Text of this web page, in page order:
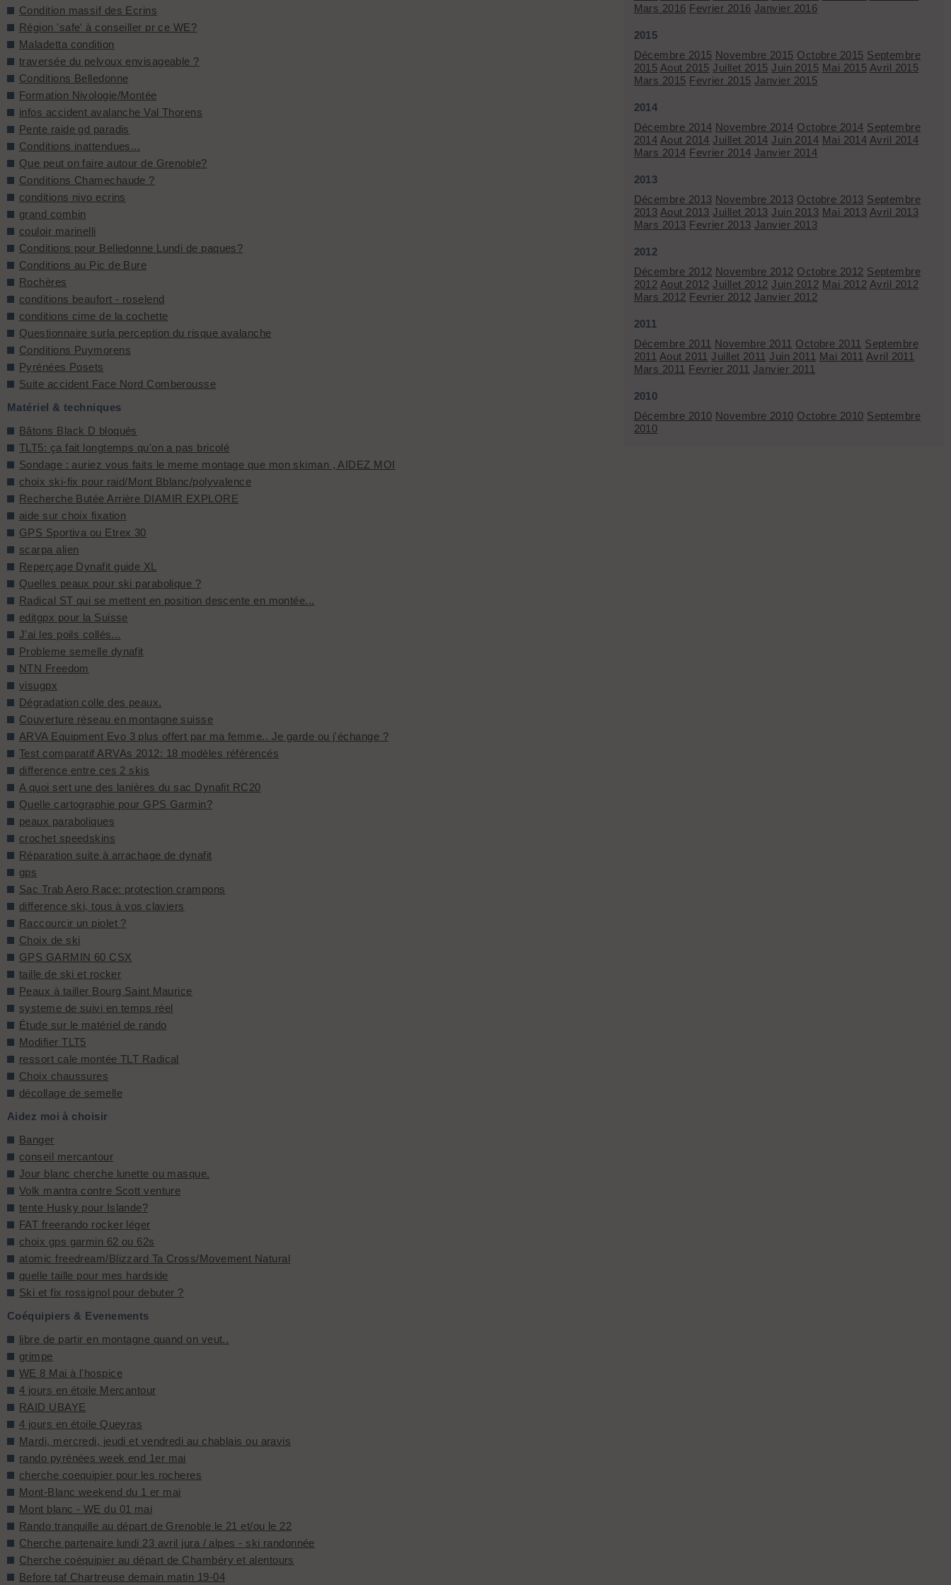
Condition massif des Ecrins
Région 'safe' à conseiller pr ce WE?
Maladetta condition
traversée du pelvoux envisageable ?
Conditions Belledonne
Formation Nivologie/Montée
infos accident avalanche Val Thorens
Pente raide gd paradis
Conditions inattendues...
Que peut on faire autour de Grenoble?
Conditions Chamechaude ?
conditions nivo ecrins
grand combin
couloir marinelli
Conditions pour Belledonne Lundi de paques?
Conditions au Pic de Bure
Rochères
conditions beaufort - roselend
conditions cime de la cochette
Questionnaire surla perception du risque avalanche
Conditions Puymorens
Pyrénées Posets
Suite accident Face Nord Comberousse
Matériel & techniques
Bâtons Black D bloqués
TLT5: ça fait longtemps qu'on a pas bricolé
Sondage : auriez vous faits le meme montage que mon skiman , AIDEZ MOI
choix ski-fix pour raid/Mont Bblanc/polyvalence
Recherche Butée Arrière DIAMIR EXPLORE
aide sur choix fixation
GPS Sportiva ou Etrex 30
scarpa alien
Reperçage Dynafit guide XL
Quelles peaux pour ski parabolique ?
Radical ST qui se mettent en position descente en montée...
editgpx pour la Suisse
J'ai les poils collés...
Probleme semelle dynafit
NTN Freedom
visugpx
Dégradation colle des peaux.
Couverture réseau en montagne suisse
ARVA Equipment Evo 3 plus offert par ma femme.. Je garde ou j'échange ?
Test comparatif ARVAs 2012: 18 modèles référencés
difference entre ces 2 skis
A quoi sert une des lanières du sac Dynafit RC20
Quelle cartographie pour GPS Garmin?
peaux paraboliques
crochet speedskins
Réparation suite à arrachage de dynafit
gps
Sac Trab Aero Race: protection crampons
difference ski, tous à vos claviers
Raccourcir un piolet ?
Choix de ski
GPS GARMIN 60 CSX
taille de ski et rocker
Peaux à tailler Bourg Saint Maurice
systeme de suivi en temps réel
Étude sur le matériel de rando
Modifier TLT5
ressort cale montée TLT Radical
Choix chaussures
décollage de semelle
Aidez moi à choisir
Banger
conseil mercantour
Jour blanc cherche lunette ou masque.
Volk mantra contre Scott venture
tente Husky pour Islande?
FAT freerando rocker léger
choix gps garmin 62 ou 62s
atomic freedream/Blizzard Ta Cross/Movement Natural
quelle taille pour mes hardside
Ski et fix rossignol pour debuter ?
Coéquipiers & Evenements
libre de partir en montagne quand on veut..
grimpe
WE 8 Mai à l'hospice
4 jours en étoile Mercantour
RAID UBAYE
4 jours en étoile Queyras
Mardi, mercredi, jeudi et vendredi au chablais ou aravis
rando pyrénées week end 1er mai
cherche coequipier pour les rocheres
Mont-Blanc weekend du 1 er mai
Mont blanc - WE du 01 mai
Rando tranquille au départ de Grenoble le 21 et/ou le 22
Cherche partenaire lundi 23 avril jura / alpes - ski randonnée
Cherche coéquipier au départ de Chambéry et alentours
Before taf Chartreuse demain matin 19-04
Mars 2016 Fevrier 2016 Janvier 2016
2015
Décembre 2015 Novembre 2015 Octobre 2015 Septembre
2015 Aout 2015 Juillet 2015 Juin 2015 Mai 2015 Avril 2015
Mars 2015 Fevrier 2015 Janvier 2015
2014
Décembre 2014 Novembre 2014 Octobre 2014 Septembre
2014 Aout 2014 Juillet 2014 Juin 2014 Mai 2014 Avril 2014
Mars 2014 Fevrier 2014 Janvier 2014
2013
Décembre 2013 Novembre 2013 Octobre 2013 Septembre
2013 Aout 2013 Juillet 2013 Juin 2013 Mai 2013 Avril 2013
Mars 2013 Fevrier 2013 Janvier 2013
2012
Décembre 2012 Novembre 2012 Octobre 2012 Septembre
2012 Aout 2012 Juillet 2012 Juin 2012 Mai 2012 Avril 2012
Mars 2012 Fevrier 2012 Janvier 2012
2011
Décembre 2011 Novembre 2011 Octobre 2011 Septembre
2011 Aout 2011 Juillet 2011 Juin 2011 Mai 2011 Avril 2011
Mars 2011 Fevrier 2011 Janvier 2011
2010
Décembre 2010 Novembre 2010 Octobre 2010 Septembre
2010